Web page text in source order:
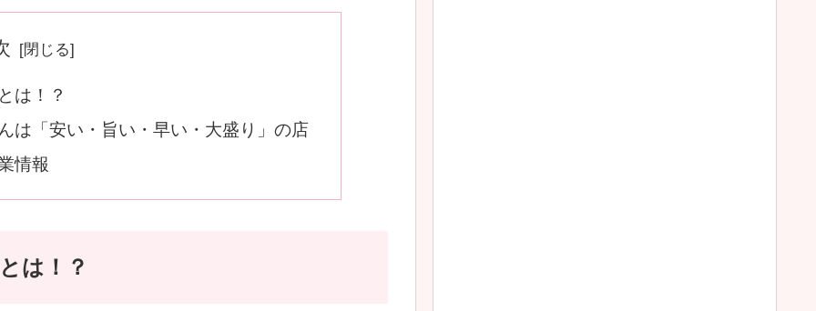
は！？
は「安い・旨い・早い・大盛り」の店
情報
は！？